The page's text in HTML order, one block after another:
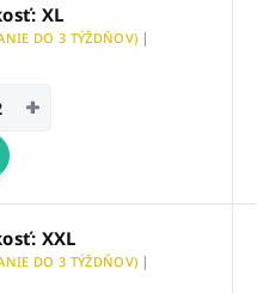
XL
DO 3 TÝŽDŇOV) |
+
košíka
XXL
DO 3 TÝŽDŇOV) |